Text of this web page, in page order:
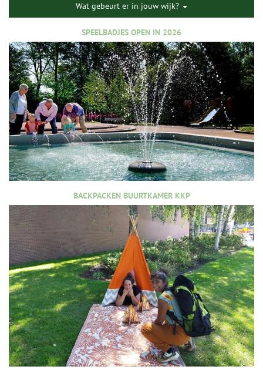
Wat gebeurt er in jouw wijk?
SPEELBADJES OPEN IN 2026
BACKPACKEN BUURTKAMER KKP